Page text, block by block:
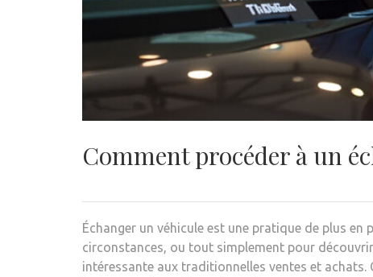
Comment procéder à un
Échanger un véhicule est une pratique de plus
circonstances, ou tout simplement pour
intéressante aux traditionnelles ventes et